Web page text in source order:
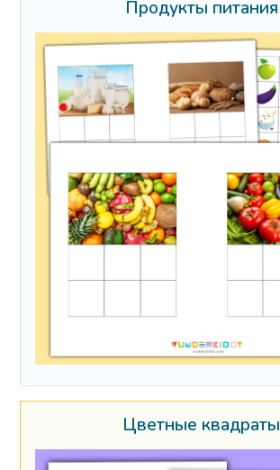
Продукты питания
Цветные квадраты